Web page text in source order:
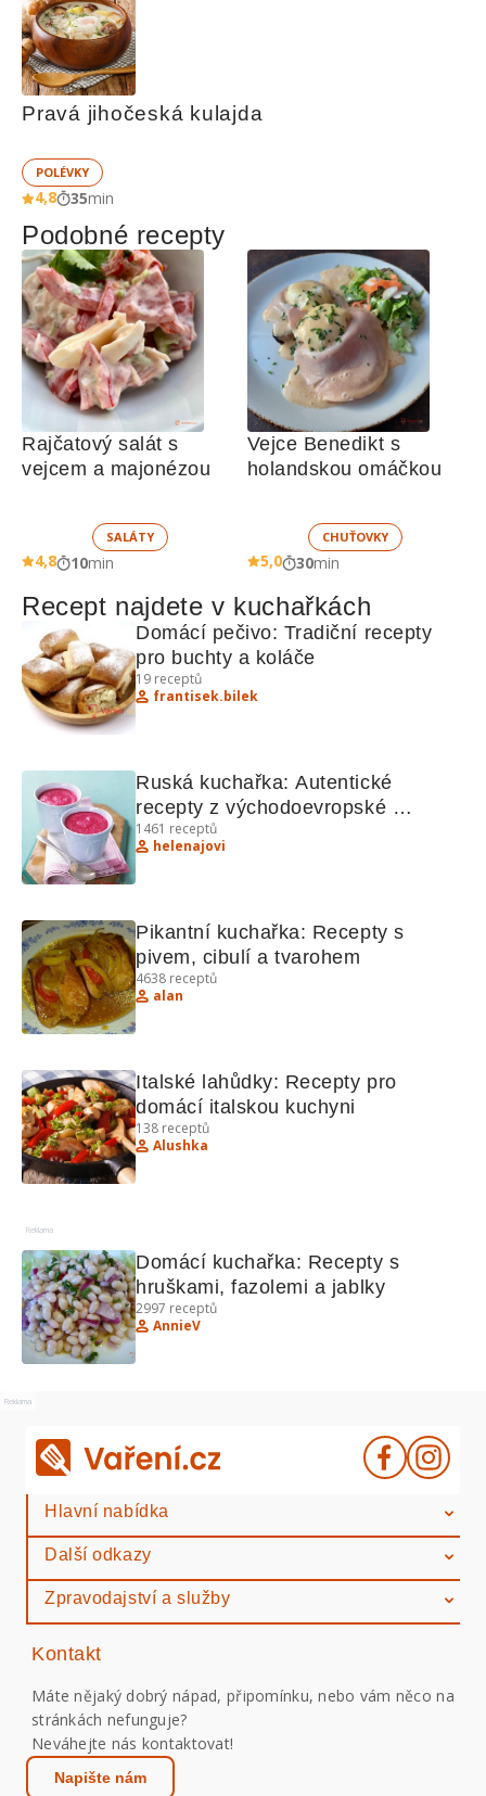
Pravá jihočeská kulajda
POLÉVKY
4,8 35min
Podobné recepty
Rajčatový salát s
vejcem a majonézou
SALÁTY
4,8 10min
Vejce Benedikt s
holandskou omáčkou
CHUŤOVKY
5,0 30min
Recept najdete v kuchařkách
Domácí pečivo: Tradiční recepty
pro buchty a koláče
19 receptů
frantisek.bilek
Ruská kuchařka: Autentické
recepty z východoevropské
kuchyně
1461 receptů
helenajovi
Pikantní kuchařka: Recepty s
pivem, cibulí a tvarohem
4638 receptů
alan
Italské lahůdky: Recepty pro
domácí italskou kuchyni
138 receptů
Alushka
Reklama
Domácí kuchařka: Recepty s
hruškami, fazolemi a jablky
2997 receptů
AnnieV
Reklama
Hlavní nabídka
Další odkazy
Zpravodajství a služby
Kontakt
Máte nějaký dobrý nápad, připomínku, nebo vám něco na
stránkách nefunguje?
Neváhejte nás kontaktovat!
Napište nám